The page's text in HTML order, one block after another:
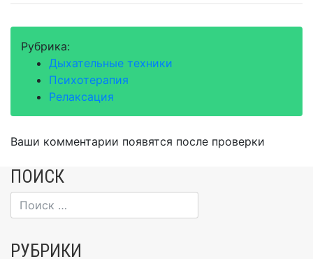
Рубрика:
Дыхательные техники
Психотерапия
Релаксация
Ваши комментарии появятся после проверки
ПОИСК
РУБРИКИ